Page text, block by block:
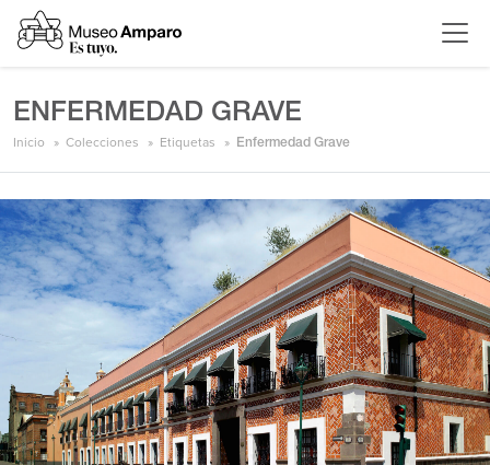
ENFERMEDAD GRAVE
Inicio Colecciones Etiquetas Enfermedad Grave